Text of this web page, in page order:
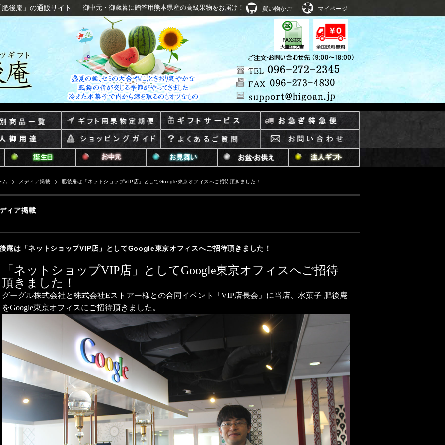
後庵」の通販サイト 御中元・御歳暮に贈答用熊本県産の高級果物をお届け！ 買い物かご マイページ
ム メディア掲載 肥後庵は「ネットショップVIP店」としてGoogle東京オフィスへご招待頂きました！
ィア掲載
庵は「ネットショップVIP店」としてGoogle東京オフィスへご招待頂きました！
「ネットショップVIP店」としてGoogle東京オフィスへご招待
頂きました！
グーグル株式会社と株式会社Eストアー様との合同イベント「VIP店長会」に当店、水菓子 肥後庵
をGoogle東京オフィスにご招待頂きました。